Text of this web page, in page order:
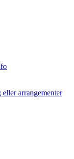
arrangementer